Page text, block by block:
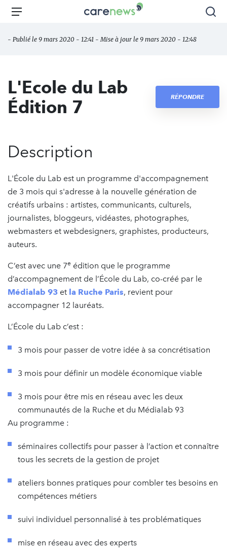
Aller
principal
Carenews,
des
l'engagement
Menu
- Publié le 9 mars 2020 - 12:41 - Mise à jour le 9 mars 2020 - 12:48
L'Ecole du Lab
Édition 7
RÉPONDRE
Description
L'École du Lab est un programme d'accompagnement
de 3 mois qui s'adresse à la nouvelle génération de
créatifs urbains : artistes, communicants, culturels,
journalistes, bloggeurs, vidéastes, photographes,
webmasters et webdesigners, graphistes, producteurs,
auteurs.
C’est avec une 7e édition que le programme
d’accompagnement de l’École du Lab, co-créé par le
Médialab 93 et la Ruche Paris, revient pour
accompagner 12 lauréats.
L’École du Lab c’est :
3 mois pour passer de votre idée à sa concrétisation
3 mois pour définir un modèle économique viable
3 mois pour être mis en réseau avec les deux
communautés de la Ruche et du Médialab 93
Au programme :
séminaires collectifs pour passer à l’action et connaître
tous les secrets de la gestion de projet
ateliers bonnes pratiques pour combler tes besoins en
compétences métiers
suivi individuel personnalisé à tes problématiques
mise en réseau avec des experts